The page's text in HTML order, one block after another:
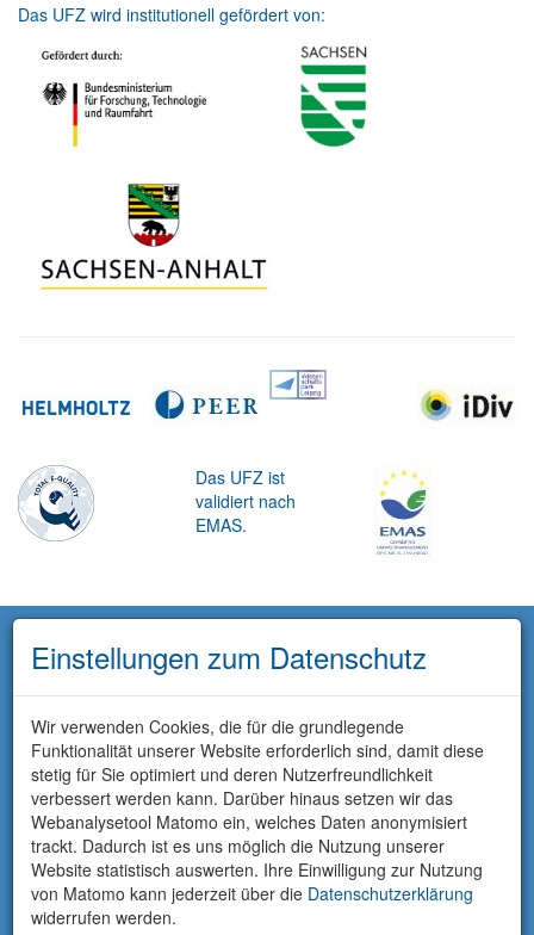
Das UFZ wird institutionell gefördert von:
Das UFZ ist
validiert nach
EMAS.
Einstellungen zum Datenschutz
Wir verwenden Cookies, die für die grundlegende
Funktionalität unserer Website erforderlich sind, damit diese
stetig für Sie optimiert und deren Nutzerfreundlichkeit
verbessert werden kann. Darüber hinaus setzen wir das
Webanalysetool Matomo ein, welches Daten anonymisiert
trackt. Dadurch ist es uns möglich die Nutzung unserer
Website statistisch auswerten. Ihre Einwilligung zur Nutzung
von Matomo kann jederzeit über die Datenschutzerklärung
widerrufen werden.